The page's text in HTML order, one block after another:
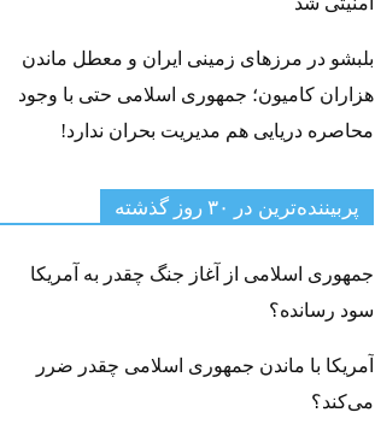
بلبشو در مرزهای زمینی ایران و معطل ماندن
هزاران کامیون؛ جمهوری اسلامی حتی با وجود
محاصره دریایی هم مدیریت بحران ندارد!
پربیننده‌ترین‌ در ۳۰ روز گذشته
جمهوری اسلامی از آغاز جنگ چقدر به آمریکا
سود رسانده؟
آمریکا با ماندن جمهوری اسلامی چقدر ضرر
می‌کند؟